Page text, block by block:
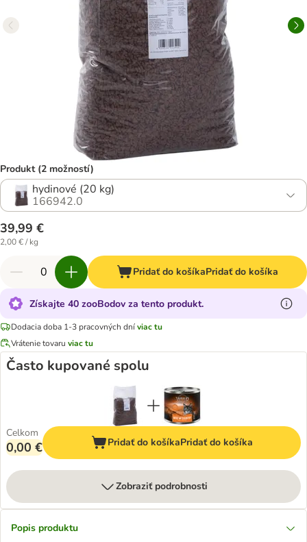
Produkt (2 možností)
hydinové (20 kg)
166942.0
39,99 €
2,00 € / kg
Pridať do košíkaPridať do košíka
Získajte 40 zooBodov za tento produkt.
Dodacia doba 1-3 pracovných dníviac tu
Vrátenie tovaru viac tu
Často kupované spolu
Celkom
0,00 € Pridať do košíkaPridať do košíka
Zobraziť podrobnosti
Popis produktu